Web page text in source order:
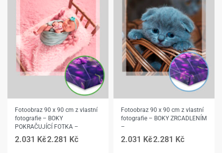
Fotoobraz 90 x 90 cm z vlastní
fotografie – BOKY
POKRAČUJÍCÍ FOTKA –
2.031 Kč2.281 Kč
Fotoobraz 90 x 90 cm z vlastní
fotografie – BOKY ZRCADLENÍM
–
2.031 Kč2.281 Kč